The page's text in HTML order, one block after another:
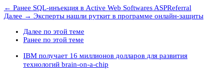
← Ранее SQL-инъекция в Active Web Softwares ASPReferral
Далее → Эксперты нашли руткит в программе онлайн-защиты
Далее по этой теме
Ранее по этой теме
IBM получает 16 миллионов долларов для развития
технологий brain-on-a-chip